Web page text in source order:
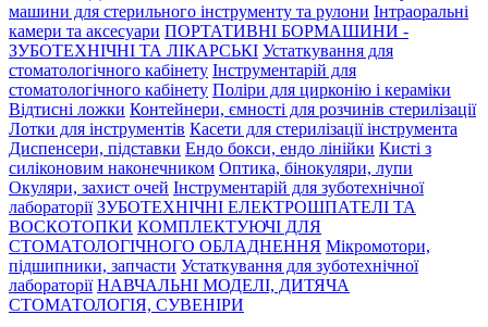
машини для стерильного інструменту та рулони Інтраоральні
камери та аксесуари ПОРТАТИВНІ БОРМАШИНИ -
ЗУБОТЕХНІЧНІ ТА ЛІКАРСЬКІ Устаткування для
стоматологічного кабінету Інструментарій для
стоматологічного кабінету Поліри для цирконію і кераміки
Відтисні ложки Контейнери, ємності для розчинів стерилізації
Лотки для інструментів Касети для стерилізації інструмента
Диспенсери, підставки Ендо бокси, ендо лінійки Кисті з
силіконовим наконечником Оптика, бінокуляри, лупи
Окуляри, захист очей Інструментарій для зуботехнічної
лабораторії ЗУБОТЕХНІЧНІ ЕЛЕКТРОШПАТЕЛІ ТА
ВОСКОТОПКИ КОМПЛЕКТУЮЧІ ДЛЯ
СТОМАТОЛОГІЧНОГО ОБЛАДНЕННЯ Мікромотори,
підшипники, запчасти Устаткування для зуботехнічної
лабораторії НАВЧАЛЬНІ МОДЕЛІ, ДИТЯЧА
СТОМАТОЛОГІЯ, СУВЕНІРИ